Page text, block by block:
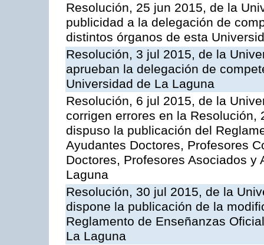
Resolución, 25 jun 2015, de la
publicidad a la delegación de
distintos órganos de esta
Resolución, 3 jul 2015, de la
aprueban la delegación de
Universidad de La Laguna
Resolución, 6 jul 2015, de la
corrigen errores en la Resolución,
dispuso la publicación del
Ayudantes Doctores, Profesores
Doctores, Profesores Asociados
Laguna
Resolución, 30 jul 2015, de la
dispone la publicación de la
Reglamento de Enseñanzas
La Laguna